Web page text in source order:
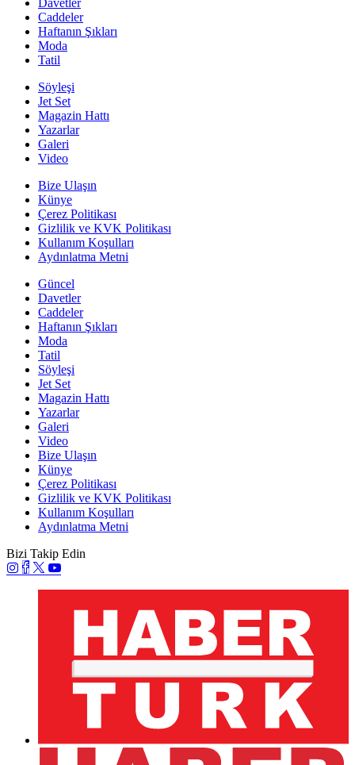
Davetler
Caddeler
Haftanın Şıkları
Moda
Tatil
Söyleşi
Jet Set
Magazin Hattı
Yazarlar
Galeri
Video
Bize Ulaşın
Künye
Çerez Politikası
Gizlilik ve KVK Politikası
Kullanım Koşulları
Aydınlatma Metni
Güncel
Davetler
Caddeler
Haftanın Şıkları
Moda
Tatil
Söyleşi
Jet Set
Magazin Hattı
Yazarlar
Galeri
Video
Bize Ulaşın
Künye
Çerez Politikası
Gizlilik ve KVK Politikası
Kullanım Koşulları
Aydınlatma Metni
Bizi Takip Edin